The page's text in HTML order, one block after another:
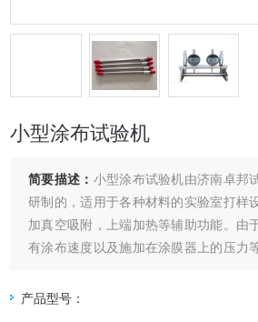
小型涂布试验机
简要描述： 小型涂布试验机由济南卓邦
研制的，适用于各种材料的实验室打样
加真空吸附，上端加热等辅助功能。由
有涂布速度以及施加在涂膜器上的压力
了，这就给比较样板之间的测试结果带
产品型号：